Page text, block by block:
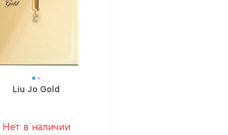
Liu Jo Gold
Нет в наличии